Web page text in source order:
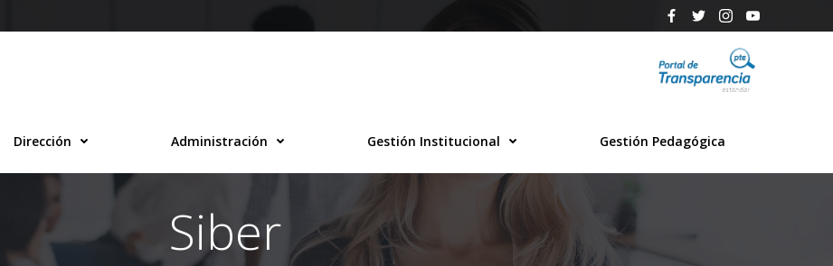
Dirección Administración Gestión Institucional Gestión Pedagógica
Siber